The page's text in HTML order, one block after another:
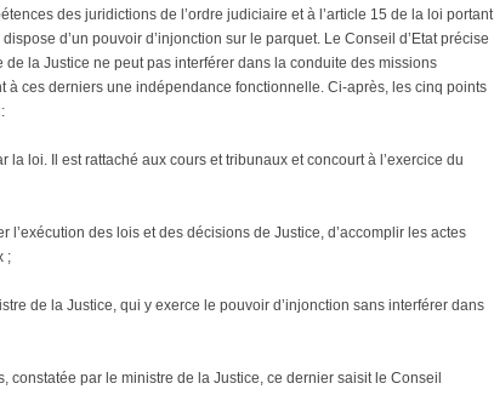
des juridictions de l’ordre judiciaire et à l’article 15 de la loi portant
d’un pouvoir d’injonction sur le parquet. Le Conseil d’Etat précise
de la Justice ne peut pas interférer dans la conduite des missions
à ces derniers une indépendance fonctionnelle. Ci-après, les cinq points
loi. Il est rattaché aux cours et tribunaux et concourt à l’exercice du
des lois et des décisions de Justice, d’accomplir les actes
;
de la Justice, qui y exerce le pouvoir d’injonction sans interférer dans
constatée par le ministre de la Justice, ce dernier saisit le Conseil